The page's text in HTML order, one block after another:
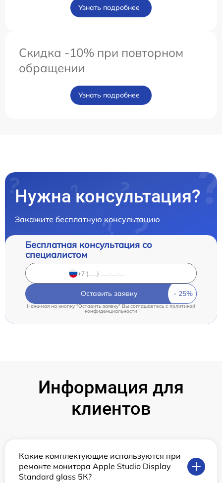
Узнать подробнее
Скидка -10% при повторном
обращении
Узнать подробнее
Нужна консультация?
Закажите бесплатную консультацию
Бесплатная консультация со
специалистом
Оставить заявку
Нажимая на кнопку "Оставить заявку" Вы соглашаетесь cполитикой
конфиденциальности
Информация для
клиентов
Какие комплектующие используются при
ремонте монитора Apple Studio Display
Standard glass 5К?